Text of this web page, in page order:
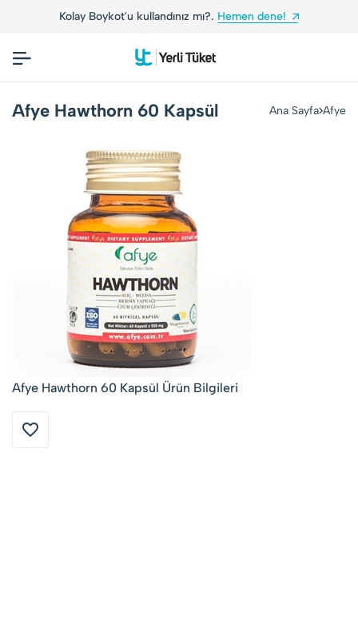
Kolay Boykot'u kullandınız mı?. Hemen dene!
Afye Hawthorn 60 Kapsül Ana Sayfa Afye
Afye Hawthorn 60 Kapsül Ürün Bilgileri